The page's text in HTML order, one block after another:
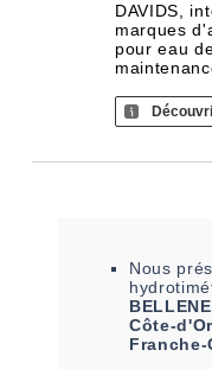
DAVIDS,
marques
pour eau
Nous
Côte-d'Or
Franche-